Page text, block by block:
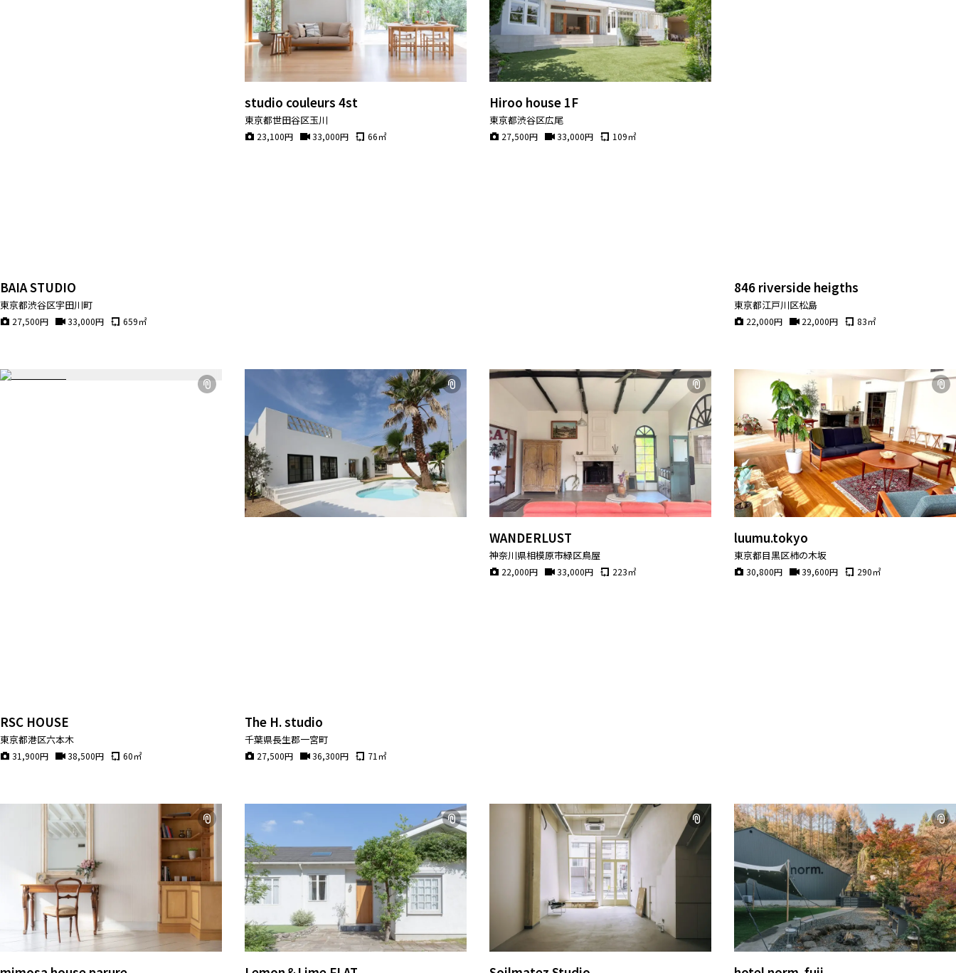
BAIA STUDIO
東京都渋谷区宇田川町
27,500円 33,000円 659㎡
studio couleurs 4st
東京都世田谷区玉川
23,100円 33,000円 66㎡
Hiroo house 1F
東京都渋谷区広尾
27,500円 33,000円 109㎡
846 riverside heigths
東京都江戸川区松島
22,000円 22,000円 83㎡
RSC HOUSE
東京都港区六本木
31,900円 38,500円 60㎡
The H. studio
千葉県長生郡一宮町
27,500円 36,300円 71㎡
WANDERLUST
神奈川県相模原市緑区鳥屋
22,000円 33,000円 223㎡
luumu.tokyo
東京都目黒区柿の木坂
30,800円 39,600円 290㎡